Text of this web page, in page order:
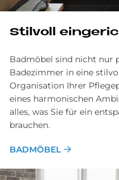
Stil­voll
Badmöbel sind nicht nur
Badezimmer in eine
Organisation Ihrer
eines harmonischen
alles, was Sie für ein
brauchen.
BADMÖBEL